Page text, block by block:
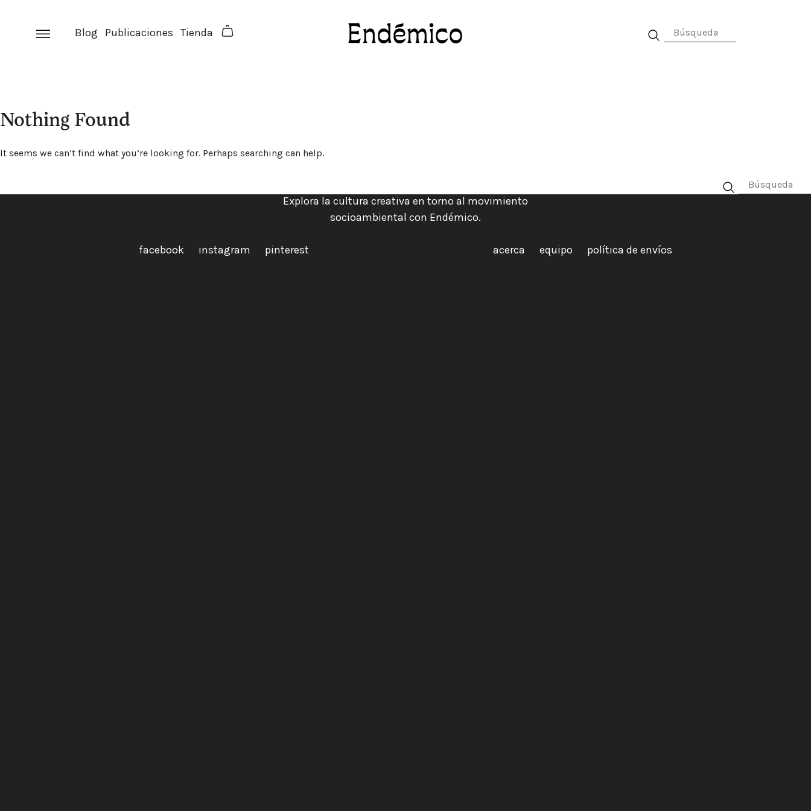
Blog Publicaciones Tienda
Nothing Found
It seems we can’t find what you’re looking for. Perhaps searching can help.
Explora la cultura creativa en torno al movimiento
socioambiental con Endémico.
facebook instagram pinterest acerca equipo política de envíos